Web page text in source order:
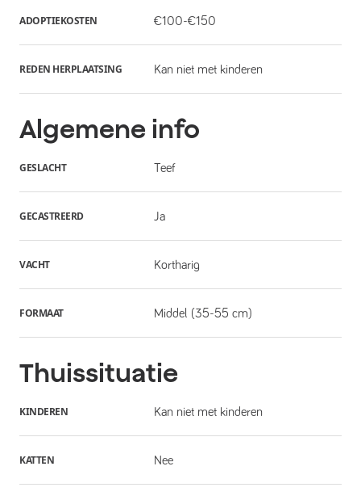
ADOPTIEKOSTEN €100-€150
REDEN HERPLAATSING Kan niet met kinderen
Algemene info
GESLACHT Teef
GECASTREERD Ja
VACHT Kortharig
FORMAAT Middel (35-55 cm)
Thuissituatie
KINDEREN Kan niet met kinderen
KATTEN Nee